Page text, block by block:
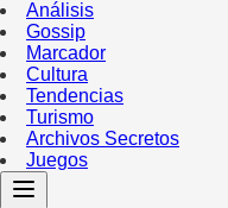
Análisis
Gossip
Marcador
Cultura
Tendencias
Turismo
Archivos Secretos
Juegos